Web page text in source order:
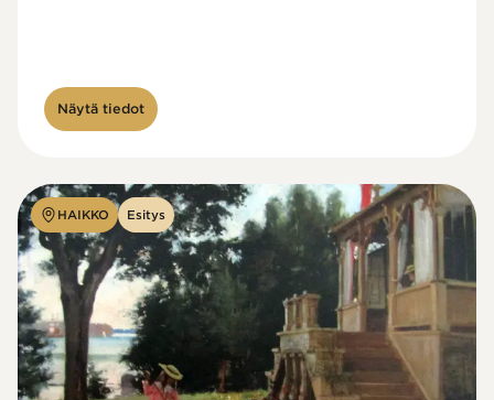
Näytä tiedot
HAIKKO Esitys